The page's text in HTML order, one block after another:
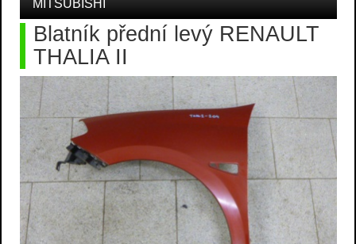
MITSUBISHI
Blatník přední levý RENAULT
THALIA II